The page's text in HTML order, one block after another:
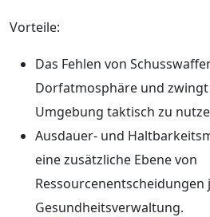
Vorteile:
Das Fehlen von
Dorfatmosphäre und
Umgebung taktisch zu
Ausdauer- und
eine zusätzliche Ebene von
Gesundheitsverwaltung.